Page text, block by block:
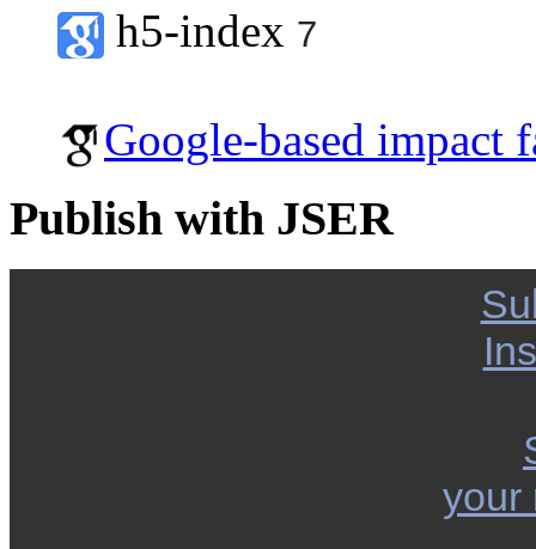
h5-index 7
Google-based impact
Publish with JSER
your